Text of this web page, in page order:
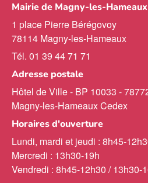
Mairie de Magny-les-Hameaux
1 place Pierre Bérégovoy
78114 Magny-les-Hameaux
Tél. 01 39 44 71 71
Adresse postale
Hôtel de Ville - BP 10033 -
Magny-les-Hameaux Cedex
Horaires d'ouverture
Lundi, mardi et jeudi : 8h45-
Mercredi : 13h30-19h
Vendredi : 8h45-12h30 / 13h30-